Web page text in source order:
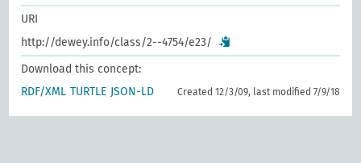
URI
http://dewey.info/class/2--4754/e23/
Download this concept:
RDF/XML TURTLE JSON-LD Created 12/3/09, last modified 7/9/18